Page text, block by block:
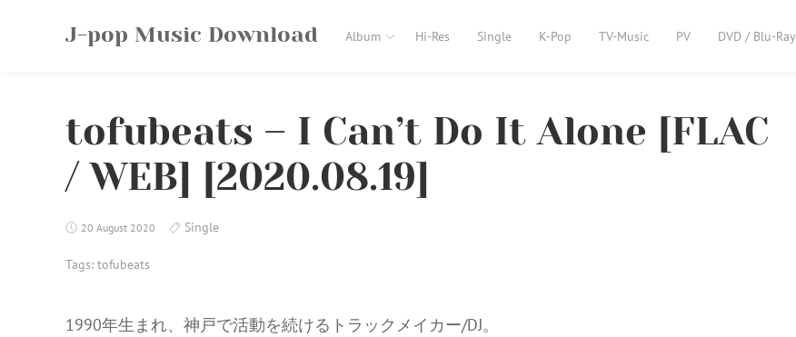
J-pop Music Download Album Hi-Res Single K-Pop TV-Music PV DVD / Blu-Ray
tofubeats – I Can’t Do It Alone [FLAC
/ WEB] [2020.08.19]
20 August 2020 Single
Tags: tofubeats
1990年生まれ、神戸で活動を続けるトラックメイカー/DJ。